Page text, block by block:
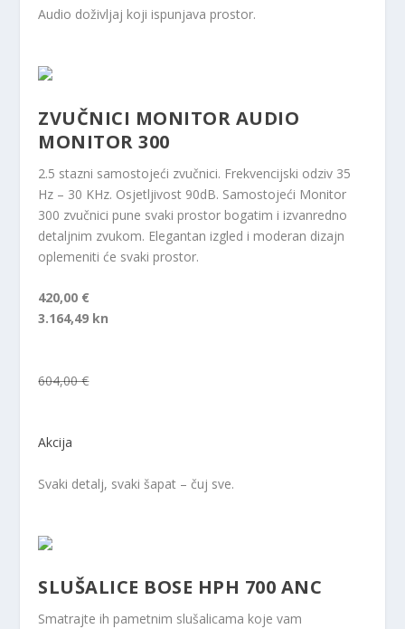
Audio doživljaj koji ispunjava prostor.
ZVUČNICI MONITOR AUDIO
MONITOR 300
2.5 stazni samostojeći zvučnici. Frekvencijski odziv 35
Hz – 30 KHz. Osjetljivost 90dB. Samostojeći Monitor
300 zvučnici pune svaki prostor bogatim i izvanredno
detaljnim zvukom. Elegantan izgled i moderan dizajn
oplemeniti će svaki prostor.
420,00 €
3.164,49 kn
604,00 €
Akcija
Svaki detalj, svaki šapat – čuj sve.
SLUŠALICE BOSE HPH 700 ANC
Smatrajte ih pametnim slušalicama koje vam